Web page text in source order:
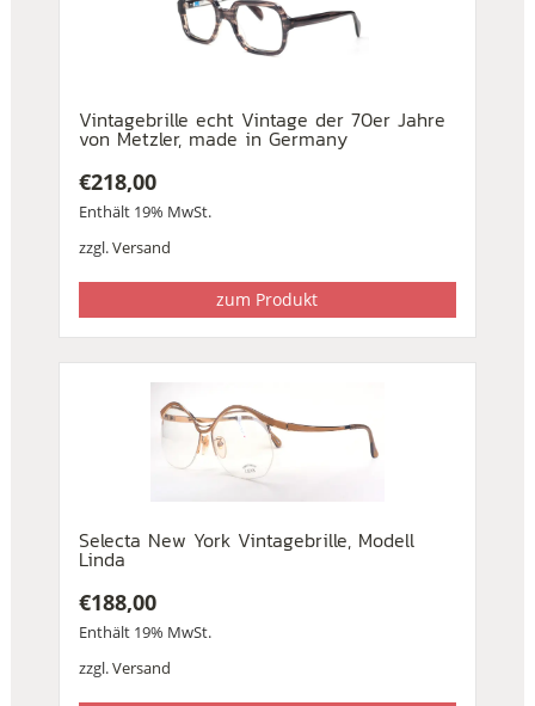
Vintagebrille echt Vintage der 70er Jahre
von Metzler, made in Germany
€218,00
Enthält 19% MwSt.
zzgl.Versand
zum Produkt
Selecta New York Vintagebrille, Modell
Linda
€188,00
Enthält 19% MwSt.
zzgl.Versand